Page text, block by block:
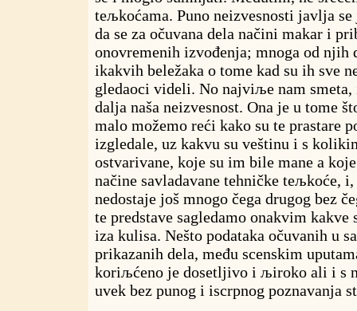
teљkoćama. Puno neizvesnosti javlja
da se za očuvana dela načini makar i
onovremenih izvođenja; mnoga od njih
ikakvih beležaka o tome kad su ih sve
gledaoci videli. No najviљe nam smeta,
dalja naša neizvesnost. Ona je u tome
malo možemo reći kako su te prastare
izgledale, uz kakvu su veštinu i s
ostvarivane, koje su im bile mane a
načine savladavane tehničke teљkoće,
nedostaje još mnogo čega drugog bez
te predstave sagledamo onakvim kakve
iza kulisa. Nešto podataka očuvanih u
prikazanih dela, među scenskim
koriљćeno je dosetljivo i љiroko ali i s
uvek bez punog i iscrpnog poznavanja